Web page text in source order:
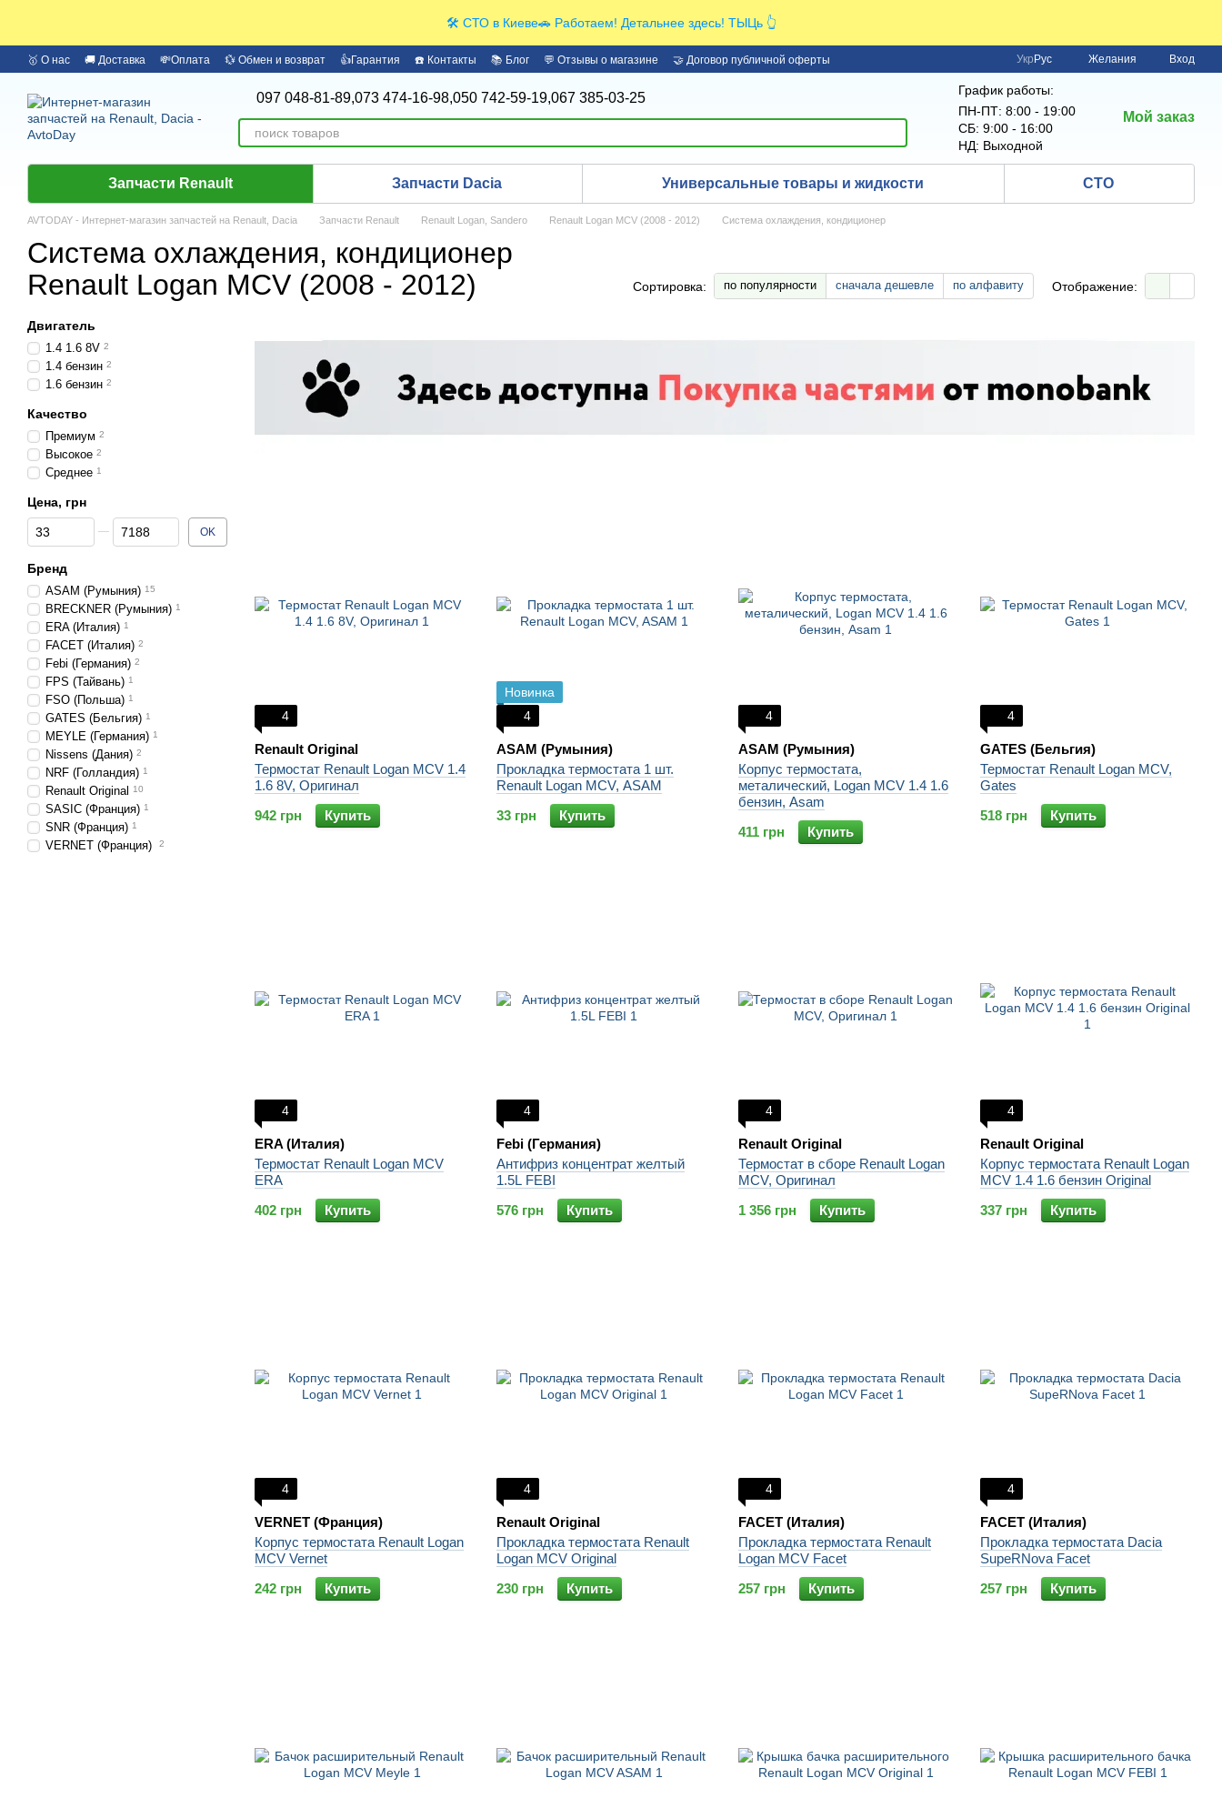
🛠️ СТО в Киеве🚗 Работаем! Детальнее здесь! ТЫЦь 👆
🥇 О нас 🚚 Доставка 💸Оплата 💱 Обмен и возврат 👍Гарантия ☎️ Контакты 📚 Блог 💬 Отзывы о магазине
🤝 Договор публичной оферты
Укр Рус Желания Вход
097 048-81-89,073 474-16-98,050 742-59-19,067 385-03-25
График работы:
ПН-ПТ: 8:00 - 19:00
СБ: 9:00 - 16:00
НД: Выходной
Мой заказ
Запчасти Renault Запчасти Dacia Универсальные товары и жидкости СТО
AVTODAY - Интернет-магазин запчастей на Renault, Dacia Запчасти Renault Renault Logan, Sandero Renault Logan MCV (2008 - 2012) Система охлаждения, кондиционер
Система охлаждения, кондиционер
Renault Logan MCV (2008 - 2012)
Сортировка: по популярности сначала дешевле по алфавиту Отображение:
4
Renault Original
Термостат Renault Logan MCV 1.4
1.6 8V, Оригинал
942 грн
Купить
Новинка
4
ASAM (Румыния)
Прокладка термостата 1 шт.
Renault Logan MCV, ASAM
33 грн
Купить
4
ASAM (Румыния)
Корпус термостата,
металический, Logan MCV 1.4 1.6
бензин, Asam
411 грн
Купить
4
GATES (Бельгия)
Термостат Renault Logan MCV,
Gates
518 грн
Купить
4
ERA (Италия)
Термостат Renault Logan MCV
ERA
402 грн
Купить
4
Febi (Германия)
Антифриз концентрат желтый
1.5L FEBI
576 грн
Купить
4
Renault Original
Термостат в сборе Renault Logan
MCV, Оригинал
1 356 грн
Купить
4
Renault Original
Корпус термостата Renault Logan
MCV 1.4 1.6 бензин Original
337 грн
Купить
4
VERNET (Франция)
Корпус термостата Renault Logan
MCV Vernet
242 грн
Купить
4
Renault Original
Прокладка термостата Renault
Logan MCV Original
230 грн
Купить
4
FACET (Италия)
Прокладка термостата Renault
Logan MCV Facet
257 грн
Купить
4
FACET (Италия)
Прокладка термостата Dacia
SupeRNova Facet
257 грн
Купить
Двигатель
1.4 1.6 8V 2
1.4 бензин 2
1.6 бензин 2
Качество
Премиум 2
Высокое 2
Среднее 1
Цена, грн
От Цена, грн
До Цена, грн OK
Бренд
ASAM (Румыния) 15
BRECKNER (Румыния) 1
ERA (Италия) 1
FACET (Италия) 2
Febi (Германия) 2
FPS (Тайвань) 1
FSO (Польша) 1
GATES (Бельгия) 1
MEYLE (Германия) 1
Nissens (Дания) 2
NRF (Голландия) 1
Renault Original 10
SASIC (Франция) 1
SNR (Франция) 1
VERNET (Франция) 2